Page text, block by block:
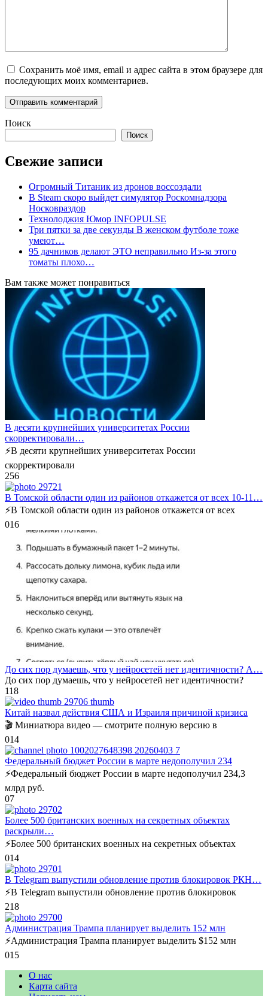
Сохранить моё имя, email и адрес сайта в этом браузере для
последующих моих комментариев.
Поиск
Поиск
Свежие записи
Огромный Титаник из дронов воссоздали
В Steam скоро выйдет симулятор Роскомнадзора
Носковраздор
Технолоджия Юмор INFOPULSE
Три пятки за две секунды В женском футболе тоже
умеют…
95 дачников делают ЭТО неправильно Из-за этого
томаты плохо…
Вам также может понравиться
В десяти крупнейших университетах России
скорректировали…
⚡️В десяти крупнейших университетах России
скорректировали
256
В Томской области один из районов откажется от всех 10-11…
⚡️В Томской области один из районов откажется от всех
016
До сих пор думаешь, что у нейросетей нет идентичности? А…
До сих пор думаешь, что у нейросетей нет идентичности?
118
Китай назвал действия США и Израиля причиной кризиса
🎬 Миниатюра видео — смотрите полную версию в
014
Федеральный бюджет России в марте недополучил 234
⚡️Федеральный бюджет России в марте недополучил 234,3
млрд руб.
07
Более 500 британских военных на секретных объектах
раскрыли…
⚡️Более 500 британских военных на секретных объектах
014
В Telegram выпустили обновление против блокировок РКН…
⚡️В Telegram выпустили обновление против блокировок
218
Администрация Трампа планирует выделить 152 млн
⚡️Администрация Трампа планирует выделить $152 млн
015
О нас
Карта сайта